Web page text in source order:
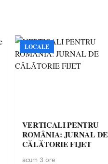
LOCALE
VERTICALI PENTRU
ROMÂNIA: JURNAL DE
CĂLĂTORIE FIJET
acum 3 ore